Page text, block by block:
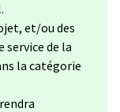
et/ou des
service de la
la catégorie